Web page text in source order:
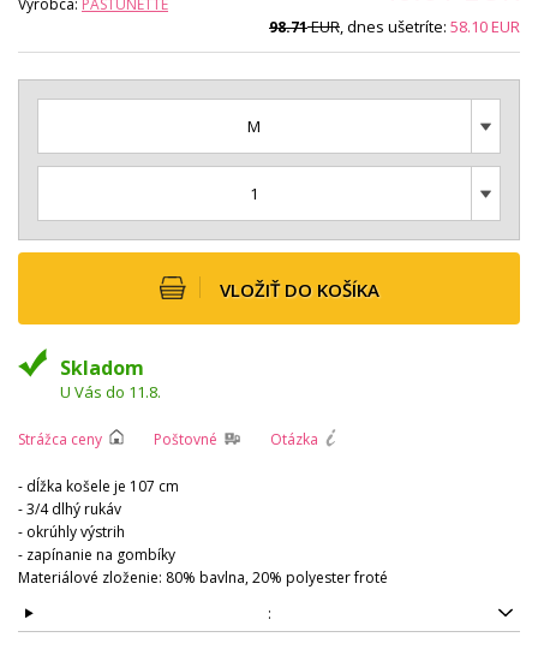
98.71EUR, dnes ušetríte: 58.10EUR
M
1
VLOŽIŤ DO KOŠÍKA
Skladom
U Vás do 11.8.
Strážca ceny Poštovné Otázka
- dĺžka košele je 107 cm
- 3/4 dlhý rukáv
- okrúhly výstrih
- zapínanie na gombíky
Materiálové zloženie: 80% bavlna, 20% polyester froté
: